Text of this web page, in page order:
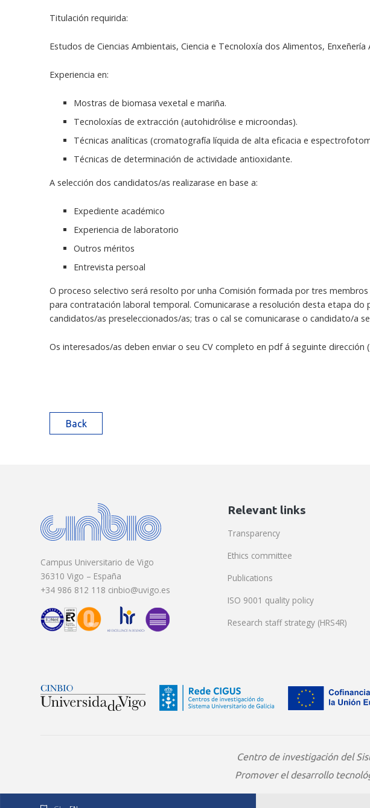
Titulación requirida:
Estudos de Ciencias Ambientais, Ciencia e Tecnoloxía dos Alimentos,
Experiencia en:
Mostras de biomasa vexetal e mariña.
Tecnoloxías de extracción (autohidrólise e microondas).
Técnicas analíticas (cromatografía líquida de alta eficacia e
Técnicas de determinación de actividade antioxidante.
A selección dos candidatos/as realizarase en base a:
Expediente académico
Experiencia de laboratorio
Outros méritos
Entrevista persoal
O proceso selectivo será resolto por unha Comisión formada por tres
para contratación laboral temporal. Comunicarase a resolución desta etapa
candidatos/as preseleccionados/as; tras o cal se comunicarase o candidato/a
Os interesados/as deben enviar o seu CV completo en pdf á seguinte dirección
Back
Campus Universitario de Vigo
36310 Vigo – España
+34 986 812 118 cinbio@uvigo.es
Relevant links
Transparency
Ethics committee
Publications
ISO 9001 quality policy
Research staff strategy (HRS4R)
Centro de investigación del
Promover el desarrollo